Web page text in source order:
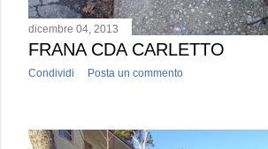
dicembre 04, 2013
FRANA CDA CARLETTO
Condividi Posta un commento